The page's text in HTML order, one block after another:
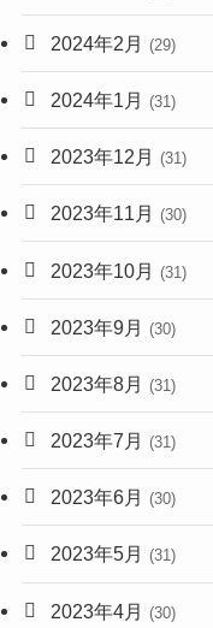
2024年2月 (29)
2024年1月 (31)
2023年12月 (31)
2023年11月 (30)
2023年10月 (31)
2023年9月 (30)
2023年8月 (31)
2023年7月 (31)
2023年6月 (30)
2023年5月 (31)
2023年4月 (30)